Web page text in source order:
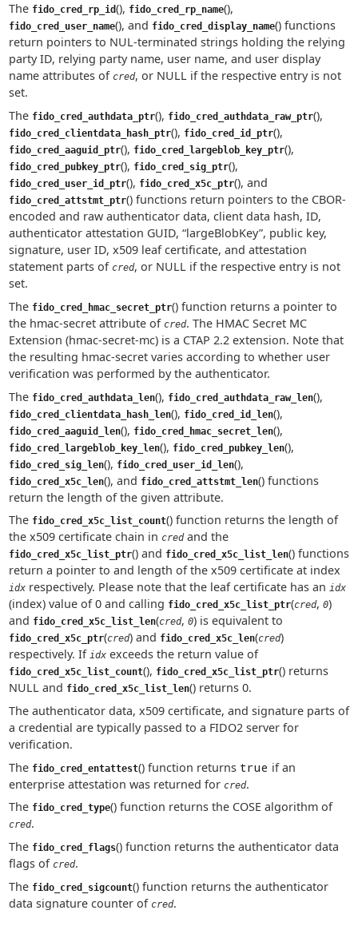
The fido_cred_rp_id(), fido_cred_rp_name(),
fido_cred_user_name(), and fido_cred_display_name() functions
return pointers to NUL-terminated strings holding the relying
party ID, relying party name, user name, and user display
name attributes of cred, or NULL if the respective entry is not
set.
The fido_cred_authdata_ptr(), fido_cred_authdata_raw_ptr(),
fido_cred_clientdata_hash_ptr(), fido_cred_id_ptr(),
fido_cred_aaguid_ptr(), fido_cred_largeblob_key_ptr(),
fido_cred_pubkey_ptr(), fido_cred_sig_ptr(),
fido_cred_user_id_ptr(), fido_cred_x5c_ptr(), and
fido_cred_attstmt_ptr() functions return pointers to the CBOR-
encoded and raw authenticator data, client data hash, ID,
authenticator attestation GUID, “largeBlobKey”, public key,
signature, user ID, x509 leaf certificate, and attestation
statement parts of cred, or NULL if the respective entry is not
set.
The fido_cred_hmac_secret_ptr() function returns a pointer to
the hmac-secret attribute of cred. The HMAC Secret MC
Extension (hmac-secret-mc) is a CTAP 2.2 extension. Note that
the resulting hmac-secret varies according to whether user
verification was performed by the authenticator.
The fido_cred_authdata_len(), fido_cred_authdata_raw_len(),
fido_cred_clientdata_hash_len(), fido_cred_id_len(),
fido_cred_aaguid_len(), fido_cred_hmac_secret_len(),
fido_cred_largeblob_key_len(), fido_cred_pubkey_len(),
fido_cred_sig_len(), fido_cred_user_id_len(),
fido_cred_x5c_len(), and fido_cred_attstmt_len() functions
return the length of the given attribute.
The fido_cred_x5c_list_count() function returns the length of
the x509 certificate chain in credand the
fido_cred_x5c_list_ptr() and fido_cred_x5c_list_len() functions
return a pointer to and length of the x509 certificate at index
idxrespectively. Please note that the leaf certificate has an idx
(index) value of 0 and calling fido_cred_x5c_list_ptr(cred, 0)
and fido_cred_x5c_list_len(cred, 0) is equivalent to
fido_cred_x5c_ptr(cred) and fido_cred_x5c_len(cred)
respectively. If idxexceeds the return value of
fido_cred_x5c_list_count(), fido_cred_x5c_list_ptr() returns
NULL and fido_cred_x5c_list_len() returns 0.
The authenticator data, x509 certificate, and signature parts of
a credential are typically passed to a FIDO2 server for
verification.
The fido_cred_entattest() function returns true if an
enterprise attestation was returned for cred.
The fido_cred_type() function returns the COSE algorithm of
cred.
The fido_cred_flags() function returns the authenticator data
flags of cred.
The fido_cred_sigcount() function returns the authenticator
data signature counter of cred.